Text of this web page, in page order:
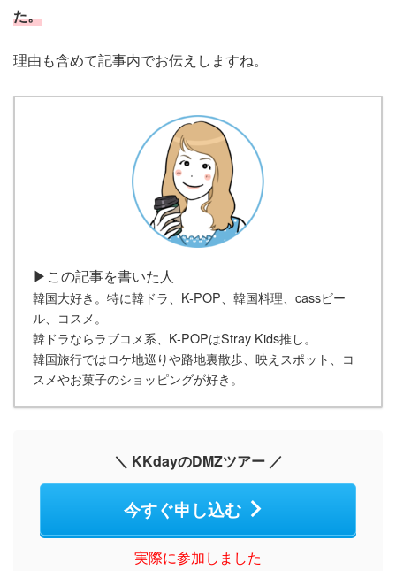
た。
理由も含めて記事内でお伝えしますね。
▶この記事を書いた人
韓国大好き。特に韓ドラ、K-POP、韓国料理、cassビー
ル、コスメ。
韓ドラならラブコメ系、K-POPはStray Kids推し。
韓国旅行ではロケ地巡りや路地裏散歩、映えスポット、コ
スメやお菓子のショッピングが好き。
＼ KKdayのDMZツアー ／
今すぐ申し込む
実際に参加しました